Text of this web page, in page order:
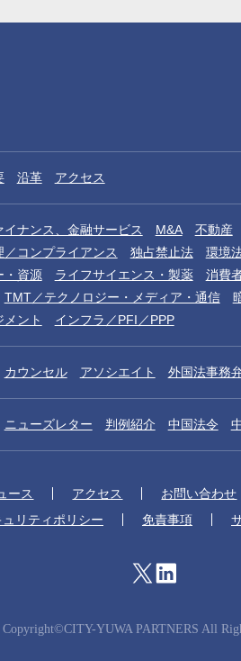
沿革 アクセス
ナンス、金融サービス M&A 不動産
／コンプライアンス 独占禁止法 環境
・資源 ライフサイエンス・製薬 消費
TMT／テクノロジー・メディア・通信
ント
インフラ／PFI／PPP
カウンセル アソシエイト 外国法事務
ニューズレター 判例紹介 中国法令
ース アクセス お問い合わせ
ュリティポリシー 免責事項
Copyright©CITY-YUWA PARTNERS All